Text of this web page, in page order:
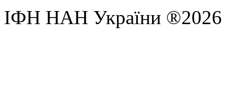
ІФН НАН України ®2026